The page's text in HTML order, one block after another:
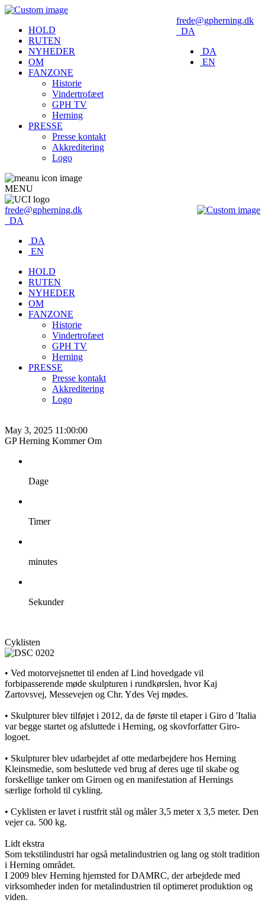
frede@gpherning.dk
DA
DA
EN
HOLD
RUTEN
NYHEDER
OM
FANZONE
Historie
Vindertrofæet
GPH TV
Herning
PRESSE
Presse kontakt
Akkreditering
Logo
MENU
frede@gpherning.dk
DA
DA
EN
HOLD
RUTEN
NYHEDER
OM
FANZONE
Historie
Vindertrofæet
GPH TV
Herning
PRESSE
Presse kontakt
Akkreditering
Logo
May 3, 2025 11:00:00
GP Herning Kommer Om
Dage
Timer
minutes
Sekunder
Cyklisten
• Ved motorvejsnettet til enden af ​​Lind hovedgade vil
forbipasserende møde skulpturen i rundkørslen, hvor Kaj
Zartovsvej, Messevejen og Chr. Ydes Vej mødes.
• Skulpturer blev tilføjet i 2012, da de første til etaper i Giro d 'Italia
var begge startet og afsluttede i Herning, og skovforfatter Giro-
logoet.
• Skulpturer blev udarbejdet af otte medarbejdere hos Herning
Kleinsmedie, som besluttede ved brug af deres uge til skabe og
forskellige tanker om Giroen og en manifestation af Hernings
særlige forhold til cykling.
• Cyklisten er lavet i rustfrit stål og måler 3,5 meter x 3,5 meter. Den
vejer ca. 500 kg.
Lidt ekstra
Som tekstilindustri har også metalindustrien og lang og stolt tradition
i Herning området.
I 2009 blev Herning hjemsted for DAMRC, der arbejdede med
virksomheder inden for metalindustrien til optimeret produktion og
viden.